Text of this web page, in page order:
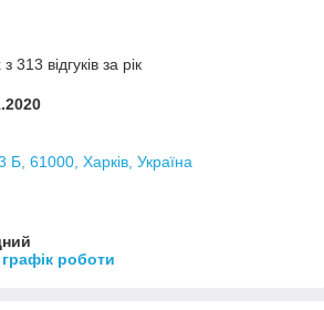
313 відгуків за рік
Б, 61000, Харків, Україна
роботи